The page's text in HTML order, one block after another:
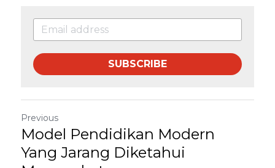
SUBSCRIBE
Previous
Model Pendidikan Modern
Yang Jarang Diketahui